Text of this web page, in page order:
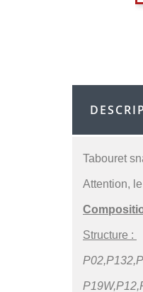
Tabouret
Attention,
Structure :